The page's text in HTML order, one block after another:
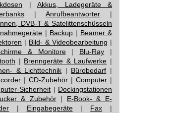
| Akkus, Ladegeräte &
| Anrufbeantworter |
DVB-T & Satelittenschüsseln
| Backup | Beamer &
| Bild- & Videobearbeitung |
& Monitore| Blu-Ray |
| Brenngeräte & Laufwerke |
& Lichttechnik | Bürobedarf |
| CD-Zubehör | Computer |
Sicherheit | Dockingstationen
& Zubehör| E-Book- & E-
| Eingabegeräte| Fax |